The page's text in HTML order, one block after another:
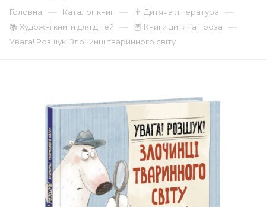
Головна — Каталог книг — 👨 Дитяча література —
📚 Художні книги для дітей — 🦉 Книги дитяча проза —
Увага! Розшук! Злочинці тваринного світу